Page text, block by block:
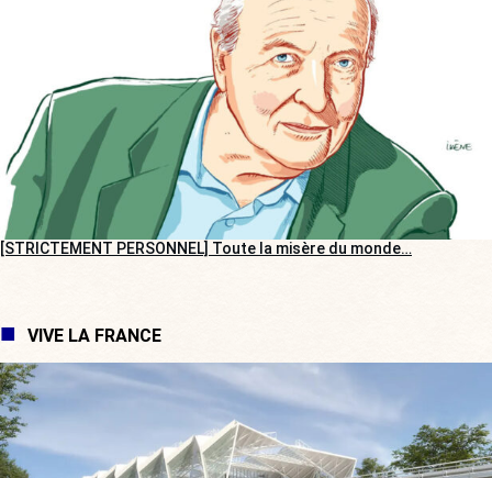
[STRICTEMENT PERSONNEL] Toute la misère du monde…
VIVE LA FRANCE